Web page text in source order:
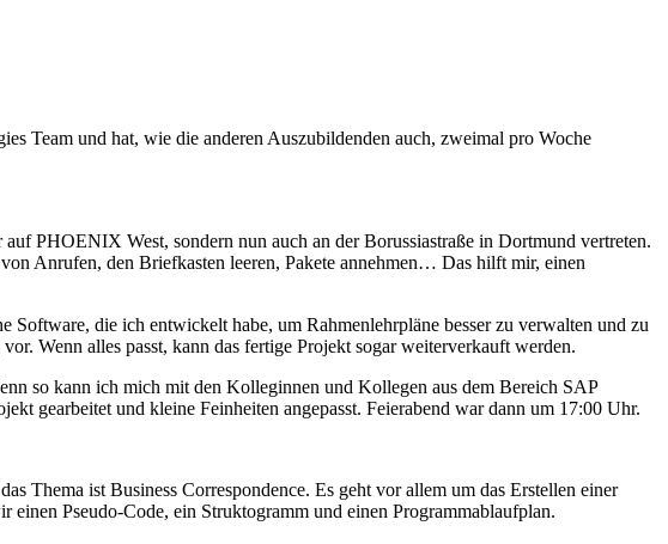
Team und hat, wie die anderen Auszubildenden auch, zweimal pro Woche
PHOENIX West, sondern nun auch an der Borussiastraße in Dortmund vertreten.
Anrufen, den Briefkasten leeren, Pakete annehmen… Das hilft mir, einen
die ich entwickelt habe, um Rahmenlehrpläne besser zu verwalten und zu
Wenn alles passt, kann das fertige Projekt sogar weiterverkauft werden.
so kann ich mich mit den Kolleginnen und Kollegen aus dem Bereich SAP
gearbeitet und kleine Feinheiten angepasst. Feierabend war dann um 17:00 Uhr.
Thema ist Business Correspondence. Es geht vor allem um das Erstellen einer
Pseudo-Code, ein Struktogramm und einen Programmablaufplan.